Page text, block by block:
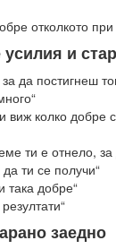
отколкото
и
да постигнеш
виж колко добре
ти е отнело,
ти се получи“
така добре“
заедно